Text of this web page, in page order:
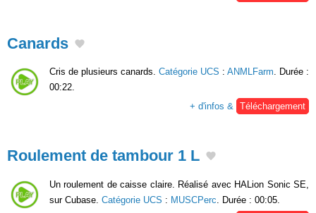
Canards
Cris de plusieurs canards. Catégorie UCS : ANMLFarm. Durée :
00:22.
+ d'infos & Téléchargement
Roulement de tambour 1 L
Un roulement de caisse claire. Réalisé avec HALion Sonic SE,
sur Cubase. Catégorie UCS : MUSCPerc. Durée : 00:05.